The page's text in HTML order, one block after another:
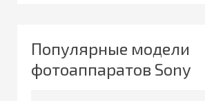
Популярные модели
фотоаппаратов Sony